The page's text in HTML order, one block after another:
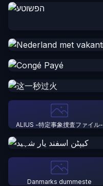
ALIUS -特定事象捜査ファイル-
Danmarks dummeste